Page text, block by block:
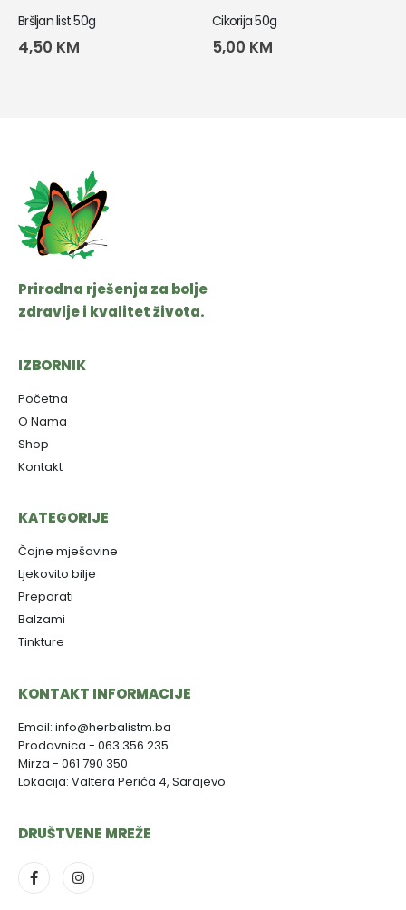
Bršljan list 50g
4,50 KM
Cikorija 50g
5,00 KM
Prirodna rješenja za bolje
zdravlje i kvalitet života.
IZBORNIK
Početna
O Nama
Shop
Kontakt
KATEGORIJE
Čajne mješavine
Ljekovito bilje
Preparati
Balzami
Tinkture
KONTAKT INFORMACIJE
Email: info@herbalistm.ba
Prodavnica - 063 356 235
Mirza - 061 790 350
Lokacija: Valtera Perića 4, Sarajevo
DRUŠTVENE MREŽE